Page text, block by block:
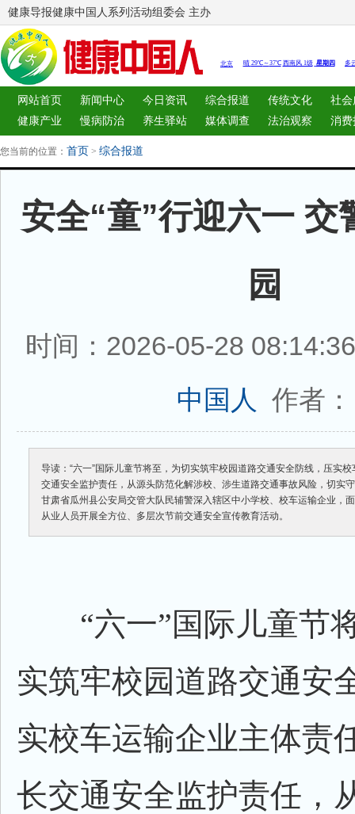
健康导报健康中国人系列活动组委会 主办
网站首页 新闻中心 今日资讯 综合报道 传统文化
社会
健康产业
慢病防治 养生驿站 媒体调查 法治观察
消费
您当前的位置： 首页 > 综合报道
安全“童”行迎六一 交
园
时间：2026-05-28
中国人 作者：
导读：“六一”国际儿童节将至，为切实筑牢校园道路交通安全防线，压实
交通安全监护责任，从源头防范化解涉校、涉生道路交通事故风险，切实
甘肃省瓜州县公安局交管大队民辅警深入辖区中小学校、校车运输企业，
从业人员开展全方位、多层次节前交通安全宣传教育活动。
“六一”国际儿童节
实筑牢校园道路交通安
实校车运输企业主体责
长交通安全监护责任，